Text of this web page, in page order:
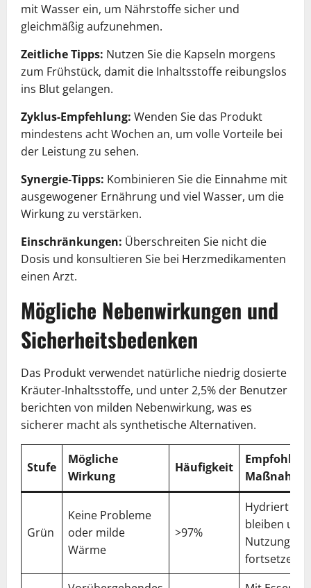
mit Wasser ein, um Nährstoffe sicher und
gleichmäßig aufzunehmen.
Zeitliche Tipps: Nutzen Sie die Kapseln morgens
zum Frühstück, damit die Inhaltsstoffe reibungslos
ins Blut gelangen.
Zyklus-Empfehlung: Wenden Sie das Produkt
mindestens acht Wochen an, um volle Vorteile bei
der Leistung zu sehen.
Synergie-Tipps: Kombinieren Sie die Einnahme mit
ausgewogener Ernährung und viel Wasser, um die
Wirkung zu verstärken.
Einschränkungen: Überschreiten Sie nicht die
Dosis und konsultieren Sie bei Herzmedikamenten
einen Arzt.
Mögliche Nebenwirkungen und
Sicherheitsbedenken
Das Produkt verwendet natürliche niedrig dosierte
Kräuter-Inhaltsstoffe, und unter 2,5% der Benutzer
berichten von milden Nebenwirkung, was es
sicherer macht als synthetische Alternativen.
Stufe
Mögliche
Wirkung
Häufigkeit
Empfohlene
Maßnahme
Grün
Keine Probleme
oder milde
Wärme
>97%
Hydriert
bleiben und
Nutzung
fortsetzen